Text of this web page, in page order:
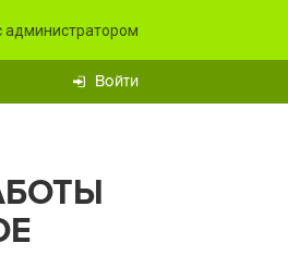
администратором
Войти